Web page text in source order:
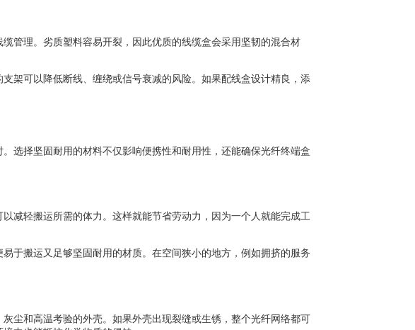
管理。劣质塑料容易开裂，因此优质的线缆盒会采用坚韧的混合材
架可以降低断线、缠绕或信号衰减的风险。如果配线盒设计精良，添
择坚固耐用的材料不仅影响便携性和耐用性，还能确保光纤终端盒
轻搬运所需的体力。这样就能节省劳动力，因为一个人就能完成工
于搬运又足够坚固耐用的材质。在空间狭小的地方，例如拥挤的服务
尘和高温考验的外壳。如果外壳出现裂缝或生锈，整个光纤网络都可